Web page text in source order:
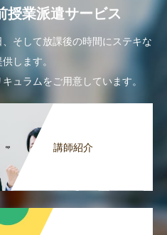
授業派遣サービス
そして放課後の時間にステキな
します。
ュラムをご用意しています。
講師紹介